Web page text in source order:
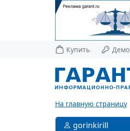
Купить Демо
На главную страницу
gorinkirill